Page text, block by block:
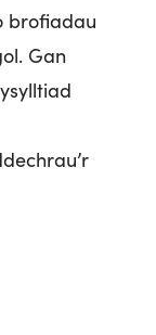
brofiadau
Gan